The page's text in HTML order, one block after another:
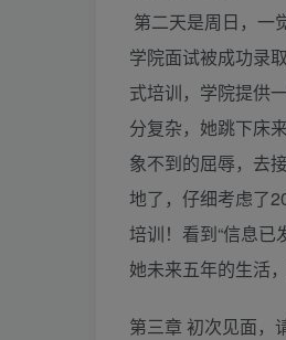
第二天是周日，一
学院面试被成功录
式培训，学院提供
分复杂，她跳下床
象不到的屈辱，去
地了，仔细考虑了
培训！看到“信息已
她未来五年的生活
第三章 初次见面，